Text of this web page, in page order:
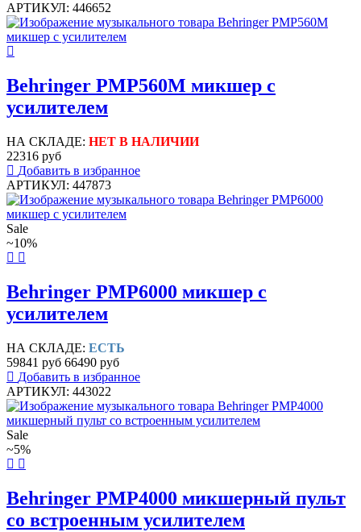
АРТИКУЛ: 446652
Behringer PMP560M микшер с
усилителем
НА СКЛАДЕ: НЕТ В НАЛИЧИИ
22316 руб
Добавить в избранное
АРТИКУЛ: 447873
Sale
~10%
Behringer PMP6000 микшер с
усилителем
НА СКЛАДЕ: ЕСТЬ
59841 руб 66490 руб
Добавить в избранное
АРТИКУЛ: 443022
Sale
~5%
Behringer PMP4000 микшерный пульт
со встроенным усилителем